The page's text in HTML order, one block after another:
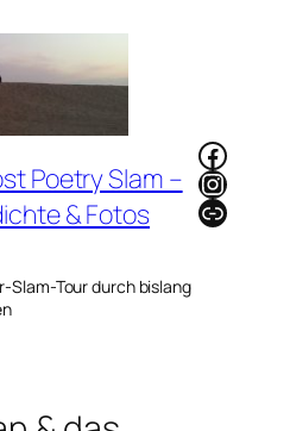
Poetry Slam –
& Fotos
Tour durch bislang
Link